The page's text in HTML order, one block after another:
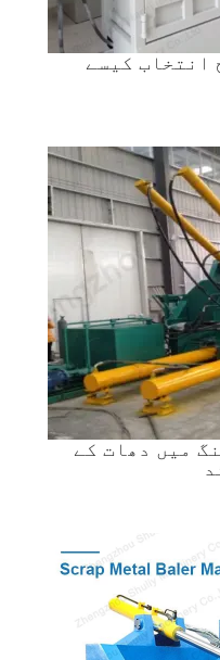
انتخاب کیسے
میں دھات کے